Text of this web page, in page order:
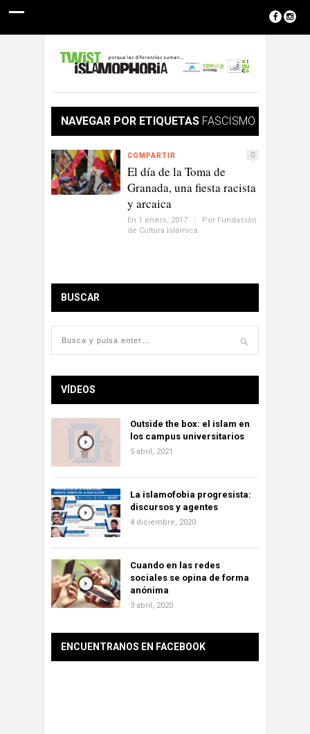
NAVEGAR POR ETIQUETAS FASCISMO
COMPARTIR 0
El día de la Toma de
Granada, una fiesta racista
y arcaica
En 1 enero, 2017 / Por Fundación
de Cultura Islámica
BUSCAR
VÍDEOS
Outside the box: el islam en
los campus universitarios
5 abril, 2021
La islamofobia progresista:
discursos y agentes
4 diciembre, 2020
Cuando en las redes
sociales se opina de forma
anónima
3 abril, 2020
ENCUENTRANOS EN FACEBOOK